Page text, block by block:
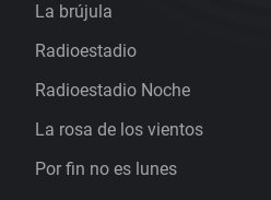
La brújula
Radioestadio
Radioestadio Noche
La rosa de los vientos
Por fin no es lunes